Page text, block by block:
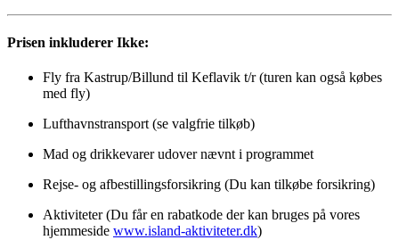
Prisen inkluderer Ikke:
Fly fra Kastrup/Billund til Keflavik t/r (turen kan også købes
med fly)
Lufthavnstransport (se valgfrie tilkøb)
Mad og drikkevarer udover nævnt i programmet
Rejse- og afbestillingsforsikring (Du kan tilkøbe forsikring)
Aktiviteter (Du får en rabatkode der kan bruges på vores
hjemmeside www.island-aktiviteter.dk)